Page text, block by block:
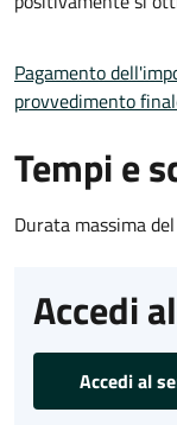
Pagamento
provvedimento
Tempi e
Durata massima
Accedi
Accedi al